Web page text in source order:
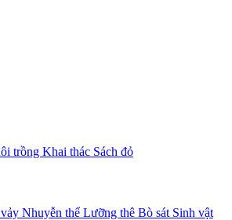
trồng Khai thác Sách đỏ
Nhuyễn thể Lưỡng thê Bò sát Sinh vật